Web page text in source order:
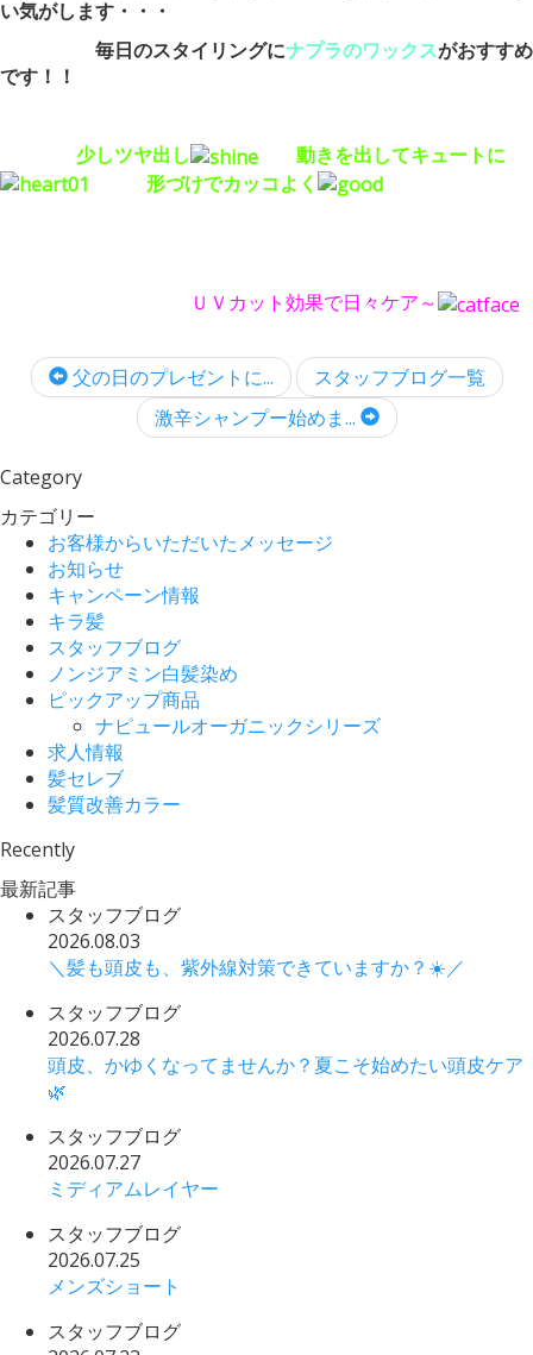
い気がします・・・
毎日のスタイリングにナプラのワックスがおすすめ
です！！
少しツヤ出し
動きを出してキュートに
形づけでカッコよく
ＵＶカット効果で日々ケア～
父の日のプレゼントに...
スタッフブログ一覧
激辛シャンプー始めま...
Category
カテゴリー
お客様からいただいたメッセージ
お知らせ
キャンペーン情報
キラ髪
スタッフブログ
ノンジアミン白髪染め
ピックアップ商品
ナピュールオーガニックシリーズ
求人情報
髪セレブ
髪質改善カラー
Recently
最新記事
スタッフブログ
2026.08.03
＼髪も頭皮も、紫外線対策できていますか？☀️／
スタッフブログ
2026.07.28
頭皮、かゆくなってませんか？夏こそ始めたい頭皮ケア
🌿
スタッフブログ
2026.07.27
ミディアムレイヤー
スタッフブログ
2026.07.25
メンズショート
スタッフブログ